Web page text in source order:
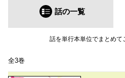
話の一覧
話を単行本単位でまとめて
全3巻